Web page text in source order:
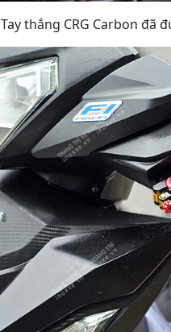
Tay thắng CRG Carbon đã